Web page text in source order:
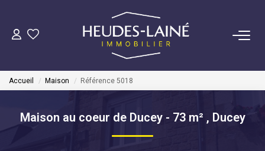
VENDRE
ACHETER
Accueil Maison Référence 5018
Maison au coeur de Ducey - 73 m² , Ducey